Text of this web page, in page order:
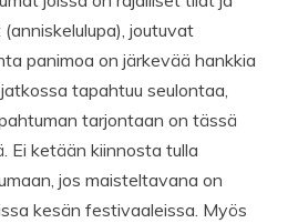
joutuvat
panimoa on järkevää hankkia
tapahtuu seulontaa,
tarjontaan on tässä
Ei ketään kiinnosta tulla
jos maisteltavana on
kesän festivaaleissa. Myös